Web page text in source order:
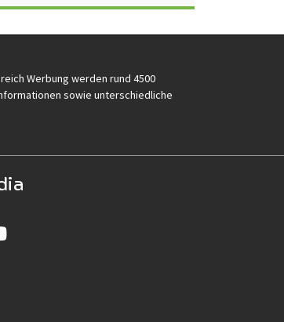
Werbung werden rund 4500
sowie unterschiedliche